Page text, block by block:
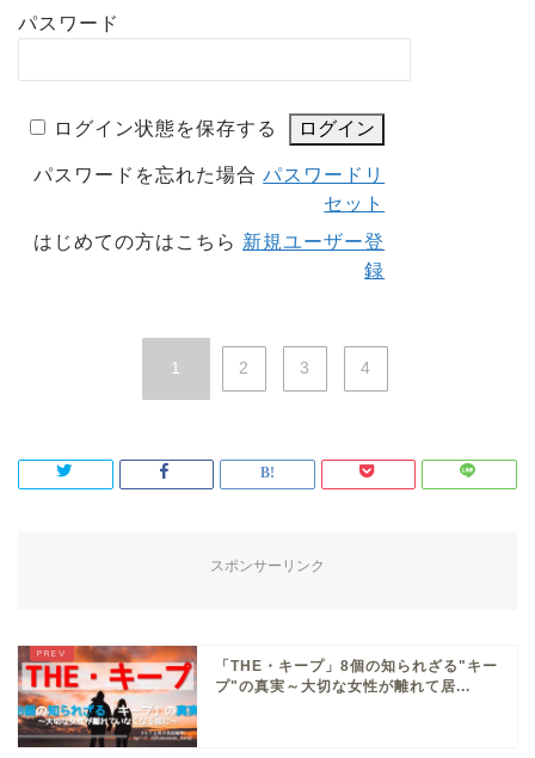
パスワード
ログイン状態を保存する
パスワードを忘れた場合パスワードリ
セット
はじめての方はこちら 新規ユーザー登
録
1 2 3 4
スポンサーリンク
「THE・キープ」8個の知られざる"キー
プ"の真実～大切な女性が離れて居...